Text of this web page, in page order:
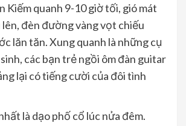
Kiếm quanh 9-10 giờ tối, gió mát
đèn đường vàng vọt chiếu
lăn tăn. Xung quanh là những cụ
các bạn trẻ ngồi ôm đàn guitar
lại có tiếng cười của đôi tình
là dạo phố cổ lúc nửa đêm.